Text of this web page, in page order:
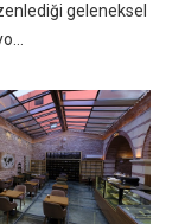
geleneksel